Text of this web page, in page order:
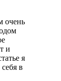
очень
и
я
в